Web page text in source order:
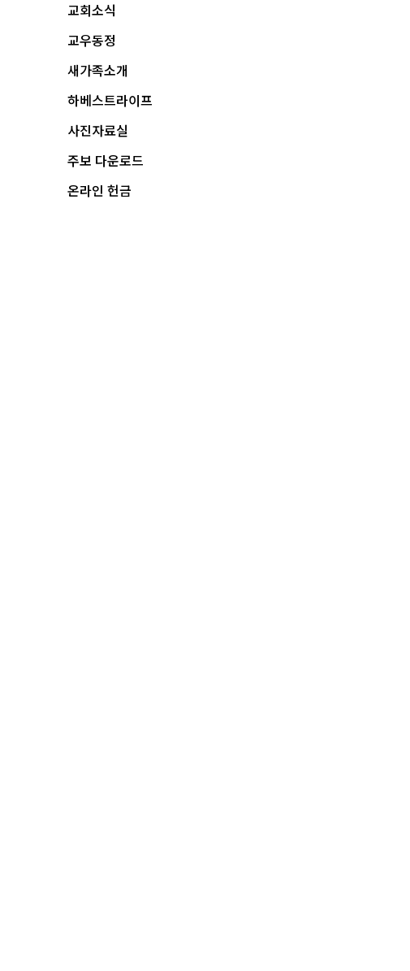
교회소식
교우동정
새가족소개
하베스트라이프
사진자료실
주보 다운로드
온라인 헌금